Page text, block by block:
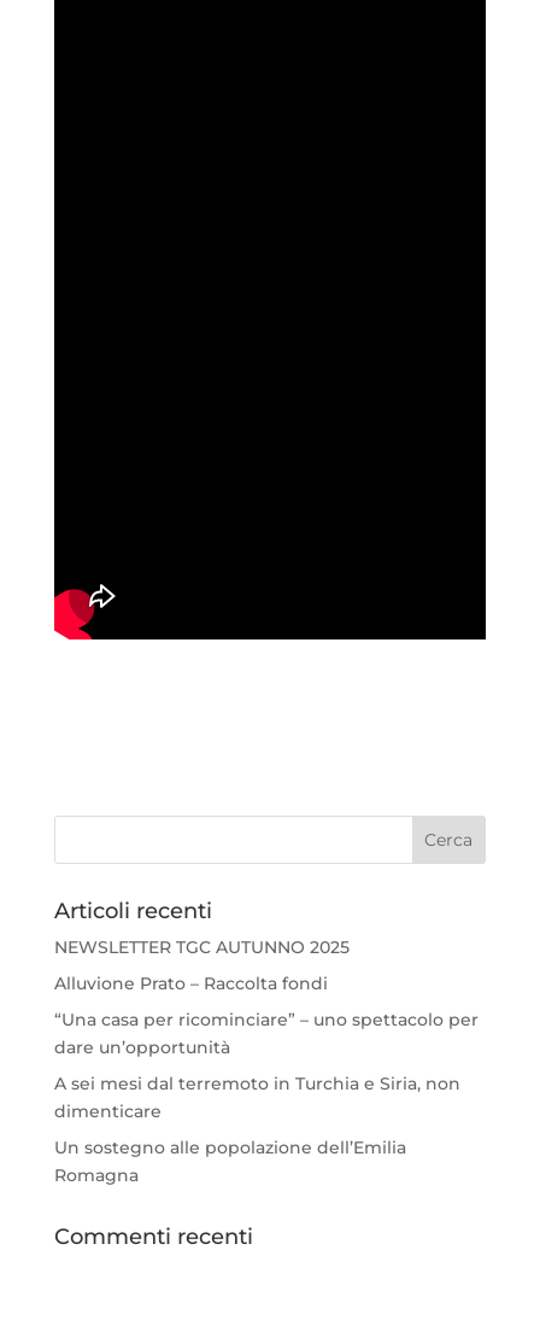
Articoli recenti
NEWSLETTER TGC AUTUNNO 2025
Alluvione Prato – Raccolta fondi
“Una casa per ricominciare” – uno spettacolo per
dare un’opportunità
A sei mesi dal terremoto in Turchia e Siria, non
dimenticare
Un sostegno alle popolazione dell’Emilia
Romagna
Commenti recenti